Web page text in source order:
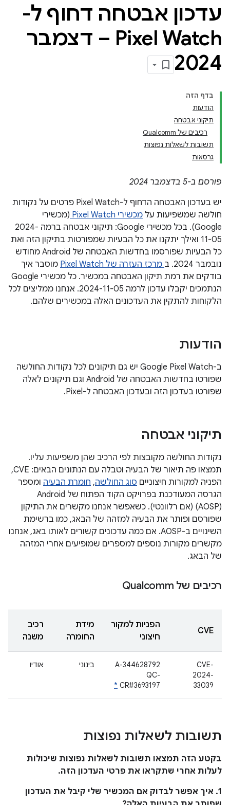
עדכון אבטחה דחוף ל-
Pixel Watch – דצמבר
2024
בדף הזה
הודעות
תיקוני אבטחה
רכיבים של Qualcomm
תשובות לשאלות נפוצות
גרסאות
פורסם ב-5 בדצמבר 2024
יש בעדכון האבטחה הדחוף ל-Pixel Watch פרטים על נקודות
חולשה שמשפיעות על מכשירי Pixel Watch
(מכשירי
Google). בכל מכשירי Google: תיקוני אבטחה ברמה 2024-
11-05 ואילך יתקנו את כל הבעיות שמפורטות בתיקון הזה ואת
כל הבעיות שפורסמו בחדשות האבטחה של Android מחודש
נובמבר 2024. ב
מרכז העזרה של Pixel Watch
מוסבר איך
בודקים את רמת תיקון האבטחה במכשיר. כל מכשירי Google
הנתמכים יקבלו עדכון לרמה 2024-11-05. אנחנו ממליצים לכל
הלקוחות להתקין את העדכונים האלה במכשירים שלהם.
הודעות
ב-Google Pixel Watch יש גם תיקונים לכל נקודות החולשה
שפורטו בחדשות האבטחה של Android וגם תיקונים לאלה
שפורטו בעדכון הזה ובעדכון האבטחה ל-Pixel.
תיקוני אבטחה
נקודות החולשה מקובצות לפי הרכיב שהן משפיעות עליו.
תמצאו פה תיאור של הבעיה וטבלה עם הנתונים הבאים: CVE,
הפניה למקורות חיצוניים סוג החולשה, חומרת הבעיה ומספר
(AOSP) (אם רלוונטי). כשאפשר אנחנו מקשרים את התיקון
שפורסם ופותר את הבעיה למזהה של הבאג, כמו ברשימת
השינויים ב-AOSP. אם כמה עדכונים קשורים לאותו באג, אנחנו
מקשרים מקורות נוספים למספרים שמופיעים אחרי המזהה
של הבאג.
רכיבים של Qualcomm
CVE
הפניות למקור
חיצוני
מידת
החומרה
רכיב
משנה
CVE-
2024-
33039
A-344628792
QC-
CR#3693197
*
בינוני אודיו
תשובות לשאלות נפוצות
בקטע הזה תמצאו תשובות לשאלות נפוצות שיכולות
לעלות אחרי שתקראו את פרטי העדכון הזה.
1. איך אפשר לבדוק אם המכשיר שלי קיבל את העדכון